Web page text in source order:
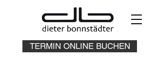
TERMIN ONLINE BUCHEN